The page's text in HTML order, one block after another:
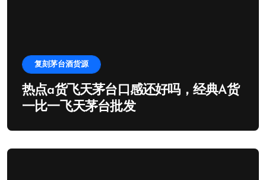
复刻茅台酒货源
热点a货飞天茅台口感还好吗，经典A货
一比一飞天茅台批发